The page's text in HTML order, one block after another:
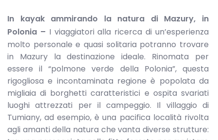
In kayak ammirando la natura di Mazury, in
Polonia – I viaggiatori alla ricerca di un’esperienza
molto personale e quasi solitaria potranno trovare
in Mazury la destinazione ideale. Rinomata per
essere il “polmone verde della Polonia”, questa
rigogliosa e incontaminata regione è popolata da
migliaia di borghetti caratteristici e ospita svariati
luoghi attrezzati per il campeggio. Il villaggio di
Tumiany, ad esempio, è una pacifica località rivolta
agli amanti della natura che vanta diverse strutture: